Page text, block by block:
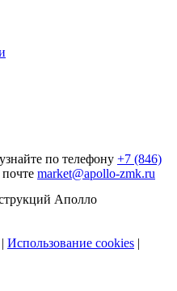
по телефону +7 (846)
market@apollo-zmk.ru
Аполло
| Использование cookies |